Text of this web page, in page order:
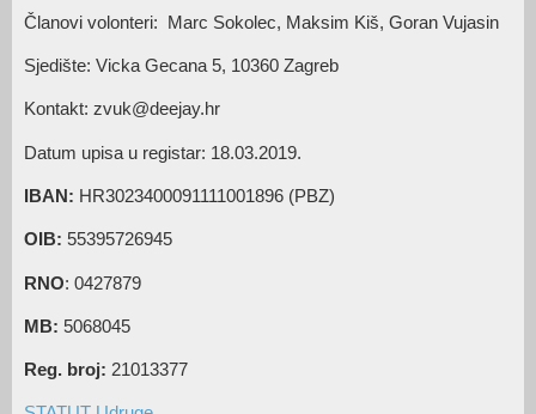
Članovi volonteri: Marc Sokolec, Maksim Kiš, Goran Vujasin
Sjedište: Vicka Gecana 5, 10360 Zagreb
Kontakt: zvuk@deejay.hr
Datum upisa u registar: 18.03.2019.
IBAN: HR3023400091111001896 (PBZ)
OIB: 55395726945
RNO: 0427879
MB: 5068045
Reg. broj: 21013377